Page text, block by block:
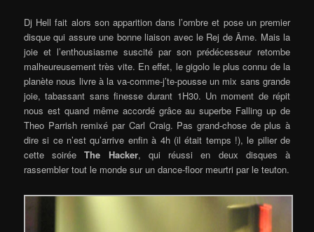
Dj Hell fait alors son apparition dans l’ombre et pose un premier
disque qui assure une bonne liaison avec le Rej de Âme. Mais la
joie et l’enthousiasme suscité par son prédécesseur retombe
malheureusement très vite. En effet, le gigolo le plus connu de la
planète nous livre à la va-comme-j’te-pousse un mix sans grande
joie, tabassant sans finesse durant 1H30. Un moment de répit
nous est quand même accordé grâce au superbe Falling up de
Theo Parrish remixé par Carl Craig. Pas grand-chose de plus à
dire si ce n’est qu’arrive enfin à 4h (il était temps !), le pilier de
cette soiréeThe Hacker, qui réussi en deux disques à
rassembler tout le monde sur un dance-floor meurtri par le teuton.